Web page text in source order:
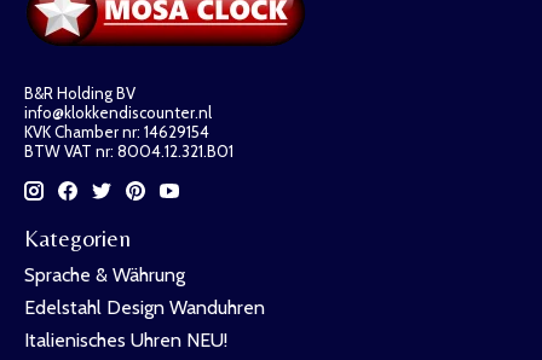
B&R Holding BV
info@klokkendiscounter.nl
KVK Chamber nr: 14629154
BTW VAT nr: 8004.12.321.B01
Kategorien
Sprache & Währung
Edelstahl Design Wanduhren
Italienisches Uhren NEU!